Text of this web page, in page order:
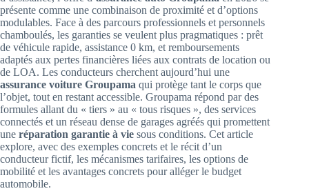
présente comme une combinaison de proximité et d’options
modulables. Face à des parcours professionnels et personnels
chamboulés, les garanties se veulent plus pragmatiques : prêt
de véhicule rapide, assistance 0 km, et remboursements
adaptés aux pertes financières liées aux contrats de location ou
de LOA. Les conducteurs cherchent aujourd’hui une
assurance voiture Groupama qui protège tant le corps que
l’objet, tout en restant accessible. Groupama répond par des
formules allant du « tiers » au « tous risques », des services
connectés et un réseau dense de garages agréés qui promettent
une réparation garantie à vie sous conditions. Cet article
explore, avec des exemples concrets et le récit d’un
conducteur fictif, les mécanismes tarifaires, les options de
mobilité et les avantages concrets pour alléger le budget
automobile.